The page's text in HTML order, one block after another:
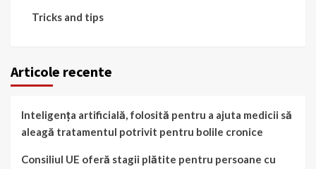
Tricks and tips
Articole recente
Inteligența artificială, folosită pentru a ajuta medicii să
aleagă tratamentul potrivit pentru bolile cronice
Consiliul UE oferă stagii plătite pentru persoane cu